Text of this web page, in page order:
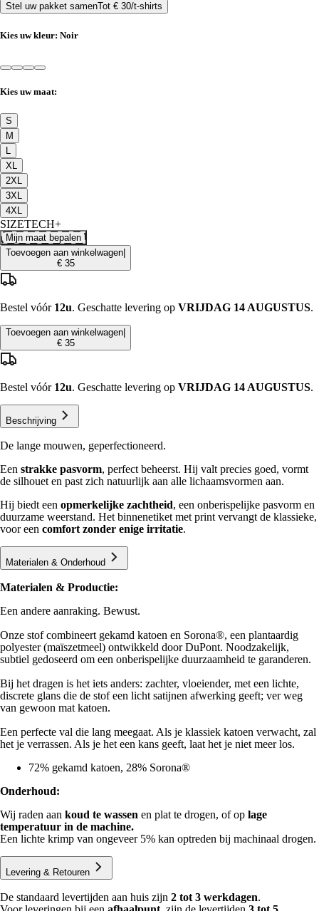
Stel uw pakket samenTot € 30/t-shirts
Kies uw kleur: Noir
Kies uw maat:
S
M
XL
2XL
3XL
4XL
SIZETECH+
Mijn maat bepalen
Toevoegen aan winkelwagen
€ 35
Bestel vóór 12u. Geschatte levering op VRIJDAG 14 AUGUSTUS.
Toevoegen aan winkelwagen
€ 35
Bestel vóór 12u. Geschatte levering op VRIJDAG 14 AUGUSTUS.
Beschrijving
De lange mouwen, geperfectioneerd.
Een strakke pasvorm, perfect beheerst. Hij valt precies goed, vormt
de silhouet en past zich natuurlijk aan alle lichaamsvormen aan.
Hij biedt een opmerkelijke zachtheid, een onberispelijke pasvorm en
duurzame weerstand. Het binnenetiket met print vervangt de klassieke,
voor een comfort zonder enige irritatie.
Materialen & Onderhoud
Materialen & Productie:
Een andere aanraking. Bewust.
Onze stof combineert gekamd katoen en Sorona®️, een plantaardig
polyester (maïszetmeel) ontwikkeld door DuPont. Noodzakelijk,
subtiel gedoseerd om een onberispelijke duurzaamheid te garanderen.
Bij het dragen is het iets anders: zachter, vloeiender, met een lichte,
discrete glans die de stof een licht satijnen afwerking geeft; ver weg
van gewoon mat katoen.
Een perfecte val die lang meegaat. Als je klassiek katoen verwacht, zal
het je verrassen. Als je het een kans geeft, laat het je niet meer los.
72% gekamd katoen, 28% Sorona®
Onderhoud:
Wij raden aan koud te wassen en plat te drogen, of op lage
temperatuur in de machine.
Een lichte krimp van ongeveer 5% kan optreden bij machinaal drogen.
Levering & Retouren
De standaard levertijden aan huis zijn 2 tot 3 werkdagen.